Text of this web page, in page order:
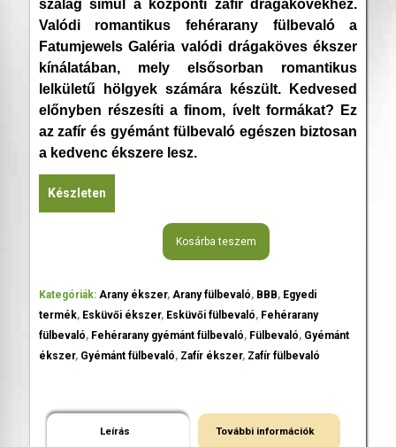
szalag simul a központi zafír drágakövekhez.
Valódi romantikus fehérarany fülbevaló a
Fatumjewels Galéria valódi drágaköves ékszer
kínálatában, mely elsősorban romantikus
lelkületű hölgyek számára készült. Kedvesed
előnyben részesíti a finom, ívelt formákat? Ez
az zafír és gyémánt fülbevaló egészen biztosan
a kedvenc ékszere lesz.
Készleten
Kosárba teszem
Kategóriák: Arany ékszer, Arany fülbevaló, BBB, Egyedi
termék, Esküvői ékszer, Esküvői fülbevaló, Fehérarany
fülbevaló, Fehérarany gyémánt fülbevaló, Fülbevaló, Gyémánt
ékszer, Gyémánt fülbevaló, Zafír ékszer, Zafír fülbevaló
Leírás További információk